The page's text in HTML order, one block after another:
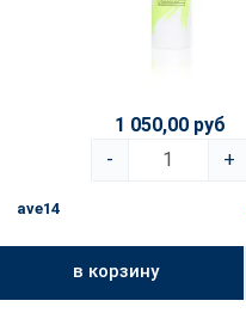
1 050,00 руб
-
+
ave14
в корзину